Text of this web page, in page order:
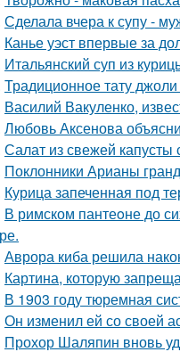
Сделала вчера к супу -
Канье уэст впервые за
Итальянский суп из
Традиционное тату
Василий Вакуленко,
Любовь Аксенова
Салат из свежей капусты
Поклонники Арианы
Курица запеченная под
В римском пантеoне до
Аврора киба решила
Картина, которую
В 1903 году тюремная
Он изменил ей со своей
Прохор Шаляпин вновь